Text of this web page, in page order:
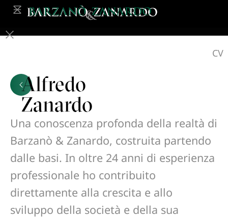
Alfredo
Zanardo
CV
Una conoscenza profonda della realtà di
Barzanò & Zanardo, costruita partendo
dalle basi. In oltre 24 anni di esperienza
professionale ho contribuito
direttamente alla crescita e allo
sviluppo della società e della sua